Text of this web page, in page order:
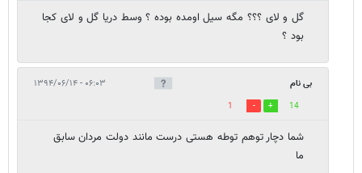
گل و لای ؟؟؟ مگه سیل اومده بوده ؟ وسط دریا گل و لای کجا
بود ؟
بی نام ۰۶:۰۳ - ۱۳۹۴/۰۶/۱۴
14
1
شما دچار توهم توطه هستی درست مانند دولت مردان سابق
ما